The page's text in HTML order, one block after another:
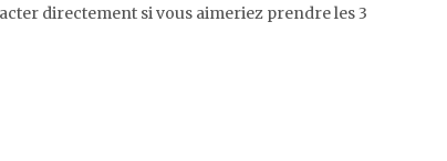
directement si vous aimeriez prendre les 3